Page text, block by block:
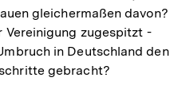
gleichermaßen davon?
Vereinigung zugespitzt -
in Deutschland den
gebracht?